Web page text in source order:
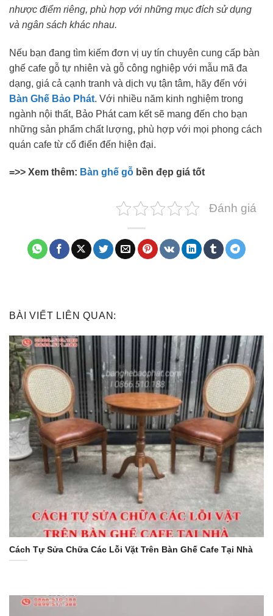
nhược điểm riêng, phù hợp với những mục đích sử dụng
và ngân sách khác nhau.
Nếu bạn đang tìm kiếm đơn vị uy tín chuyên cung cấp bàn
ghế cafe gỗ tự nhiên và gỗ công nghiệp với mẫu mã đa
dạng, giá cả cạnh tranh và dịch vụ tận tâm, hãy đến với
Bàn Ghế Bảo Phát. Với nhiều năm kinh nghiệm trong
ngành nội thất, Bảo Phát cam kết sẽ mang đến cho bạn
những sản phẩm chất lượng, phù hợp với mọi phong cách
quán cafe từ cổ điển đến hiện đại.
=>> Xem thêm: Bàn ghế gỗ bền đẹp giá tốt
Đánh giá
BÀI VIẾT LIÊN QUAN:
Cách Tự Sửa Chữa Các Lỗi Vặt Trên Bàn Ghế Cafe Tại Nhà